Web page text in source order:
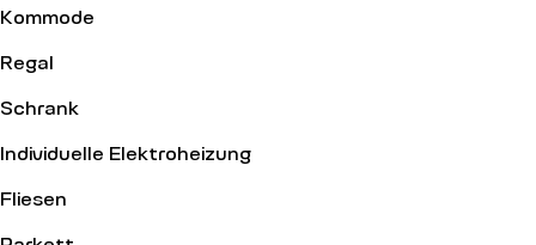
Kommode
Regal
Schrank
Individuelle Elektroheizung
Fliesen